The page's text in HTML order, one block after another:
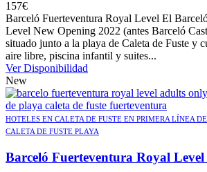
157€
Barceló Fuerteventura Royal Level El
Level New Opening 2022 (antes Barceló
situado junto a la playa de Caleta de Fuste y
aire libre, piscina infantil y suites...
Ver Disponibilidad
New
HOTELES EN CALETA DE FUSTE EN PRIMERA LÍNEA
CALETA DE FUSTE PLAYA
Barceló Fuerteventura Royal